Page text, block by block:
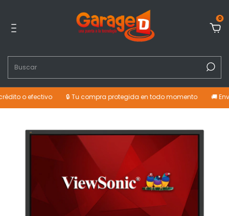
0
efectivo 🔒 Tu compra protegida en todo momento 🚚 Envíos a